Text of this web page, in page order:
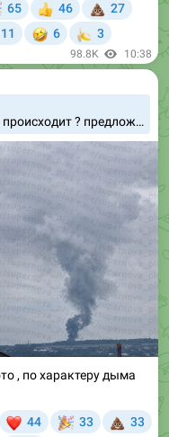
65 46
27
11 6 3
98.8K 10:38
Геленджик , а что у вас происходит ? предложка @slavasupernovaplus
, по характеру дыма
44 33
33